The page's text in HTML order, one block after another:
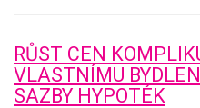
RŮST CEN
VLASTNÍMU
SAZBY HYPOTÉK